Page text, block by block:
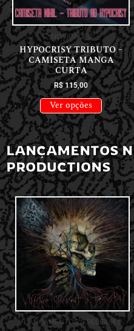
NOVIDADES
HYPOCRISY TRIBUTO –
CAMISETA MANGA
CURTA
R$115,00
Ver opções
LANÇAMENTOS
PRODUCTIONS
LANÇAMENTOS // RELEASES